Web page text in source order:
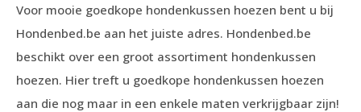
Voor mooie goedkope hondenkussen hoezen bent u bij
Hondenbed.be aan het juiste adres. Hondenbed.be
beschikt over een groot assortiment hondenkussen
hoezen. Hier treft u goedkope hondenkussen hoezen
aan die nog maar in een enkele maten verkrijgbaar zijn!